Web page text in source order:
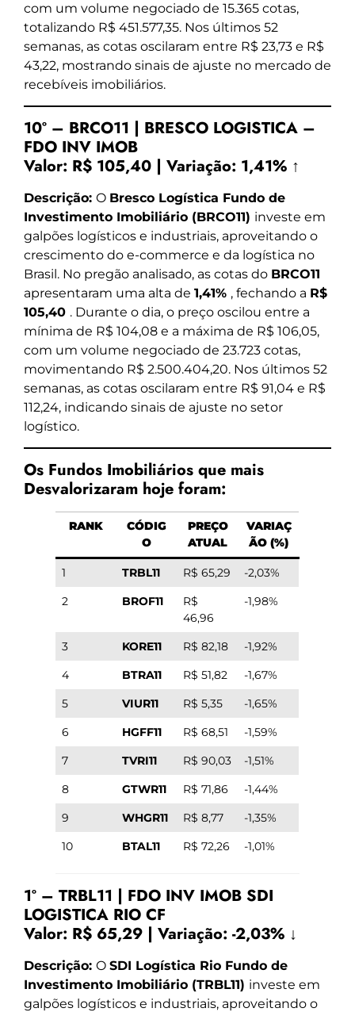
com um volume negociado de 15.365 cotas,
totalizando R$ 451.577,35. Nos últimos 52
semanas, as cotas oscilaram entre R$ 23,73 e R$
43,22, mostrando sinais de ajuste no mercado de
recebíveis imobiliários.
10º – BRCO11 | BRESCO LOGISTICA –
FDO INV IMOB
Valor: R$ 105,40 | Variação: 1,41% ↑
Descrição: O Bresco Logística Fundo de
Investimento Imobiliário (BRCO11) investe em
galpões logísticos e industriais, aproveitando o
crescimento do e-commerce e da logística no
Brasil. No pregão analisado, as cotas do BRCO11
apresentaram uma alta de 1,41% , fechando a R$
105,40 . Durante o dia, o preço oscilou entre a
mínima de R$ 104,08 e a máxima de R$ 106,05,
com um volume negociado de 23.723 cotas,
movimentando R$ 2.500.404,20. Nos últimos 52
semanas, as cotas oscilaram entre R$ 91,04 e R$
112,24, indicando sinais de ajuste no setor
logístico.
Os Fundos Imobiliários que mais
Desvalorizaram hoje foram:
RANK
CÓDIG
O
PREÇO
ATUAL
VARIAÇ
ÃO (%)
1 TRBL11 R$ 65,29
-2,03%
2
BROF11
R$
46,96
-1,98%
3 KORE11 R$ 82,18
-1,92%
4
BTRA11 R$ 51,82
-1,67%
5
VIUR11 R$ 5,35
-1,65%
6
HGFF11 R$ 68,51
-1,59%
7
TVRI11 R$ 90,03
-1,51%
8
GTWR11 R$ 71,86
-1,44%
9
WHGR11 R$ 8,77
-1,35%
10
BTAL11 R$ 72,26 -1,01%
1º – TRBL11 | FDO INV IMOB SDI
LOGISTICA RIO CF
Valor: R$ 65,29 | Variação: -2,03% ↓
Descrição: O SDI Logística Rio Fundo de
Investimento Imobiliário (TRBL11) investe em
galpões logísticos e industriais, aproveitando o